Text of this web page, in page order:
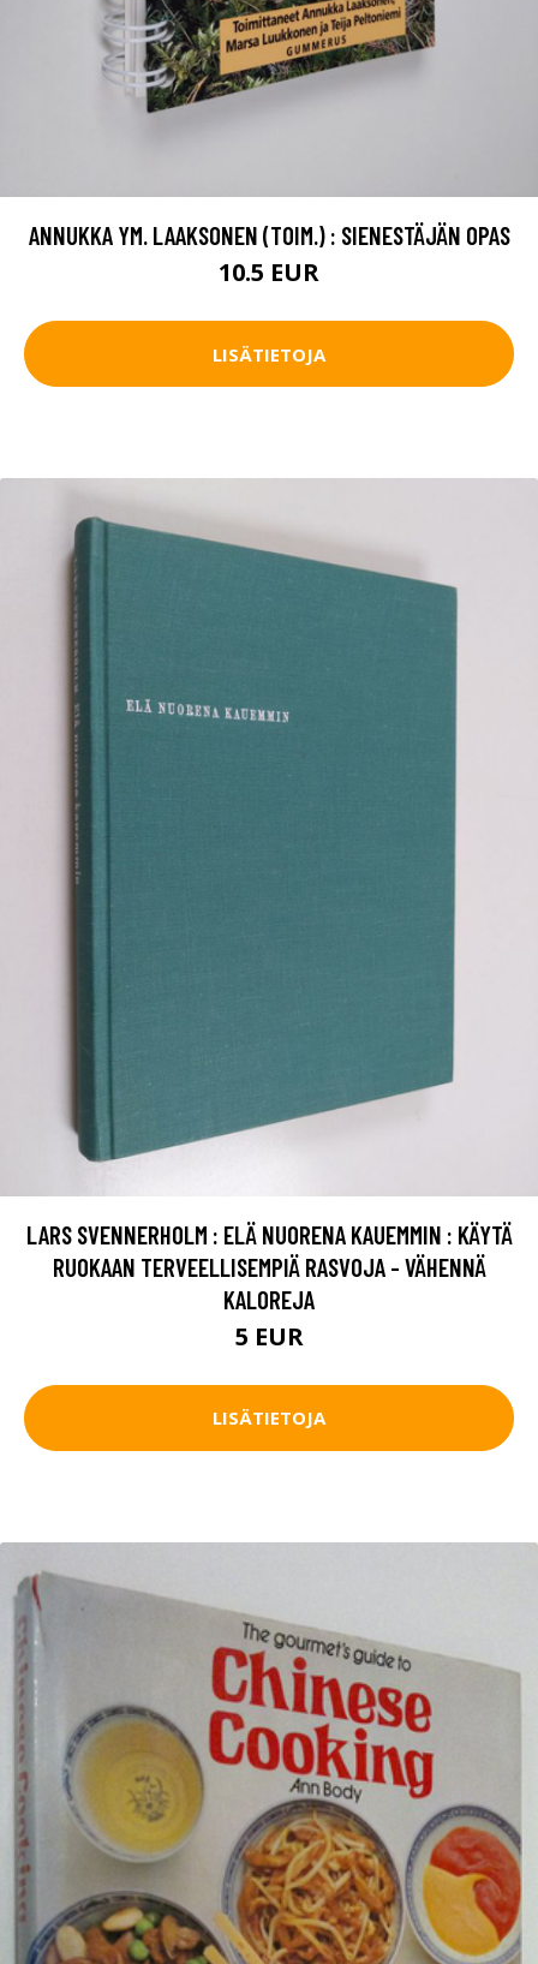
ANNUKKA YM. LAAKSONEN (TOIM.) : SIENESTÄJÄN OPAS
10.5 EUR
LISÄTIETOJA
LARS SVENNERHOLM : ELÄ NUORENA KAUEMMIN : KÄYTÄ
RUOKAAN TERVEELLISEMPIÄ RASVOJA - VÄHENNÄ
KALOREJA
5 EUR
LISÄTIETOJA